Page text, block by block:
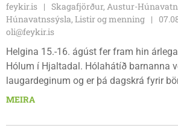
feykir.is
Skagafjörður, Austur-
Húnavatnssýsla, Listir og menning
oli@feykir.is
Helgina 15.-16. ágúst fer fram hin
Hólum í Hjaltadal. Hólahátíð barnanna
laugardeginum og er þá dagskrá fyrir
fjölskyldur.Lydía Einarsdóttir
MEIRA